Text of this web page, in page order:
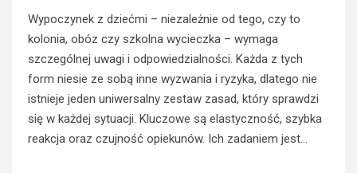
Wypoczynek z dziećmi – niezależnie od tego, czy to
kolonia, obóz czy szkolna wycieczka – wymaga
szczególnej uwagi i odpowiedzialności. Każda z tych
form niesie ze sobą inne wyzwania i ryzyka, dlatego nie
istnieje jeden uniwersalny zestaw zasad, który sprawdzi
się w każdej sytuacji. Kluczowe są elastyczność, szybka
reakcja oraz czujność opiekunów. Ich zadaniem jest…